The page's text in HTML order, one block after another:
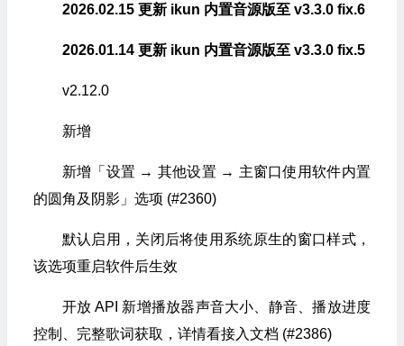
2026.02.15 更新 ikun 内置音源版至 v3.3.0 fix.6
2026.01.14 更新 ikun 内置音源版至 v3.3.0 fix.5
v2.12.0
新增
新增「设置 → 其他设置 → 主窗口使用软件内置
的圆角及阴影」选项 (#2360)
默认启用，关闭后将使用系统原生的窗口样式，
该选项重启软件后生效
开放 API 新增播放器声音大小、静音、播放进度
控制、完整歌词获取，详情看接入文档 (#2386)